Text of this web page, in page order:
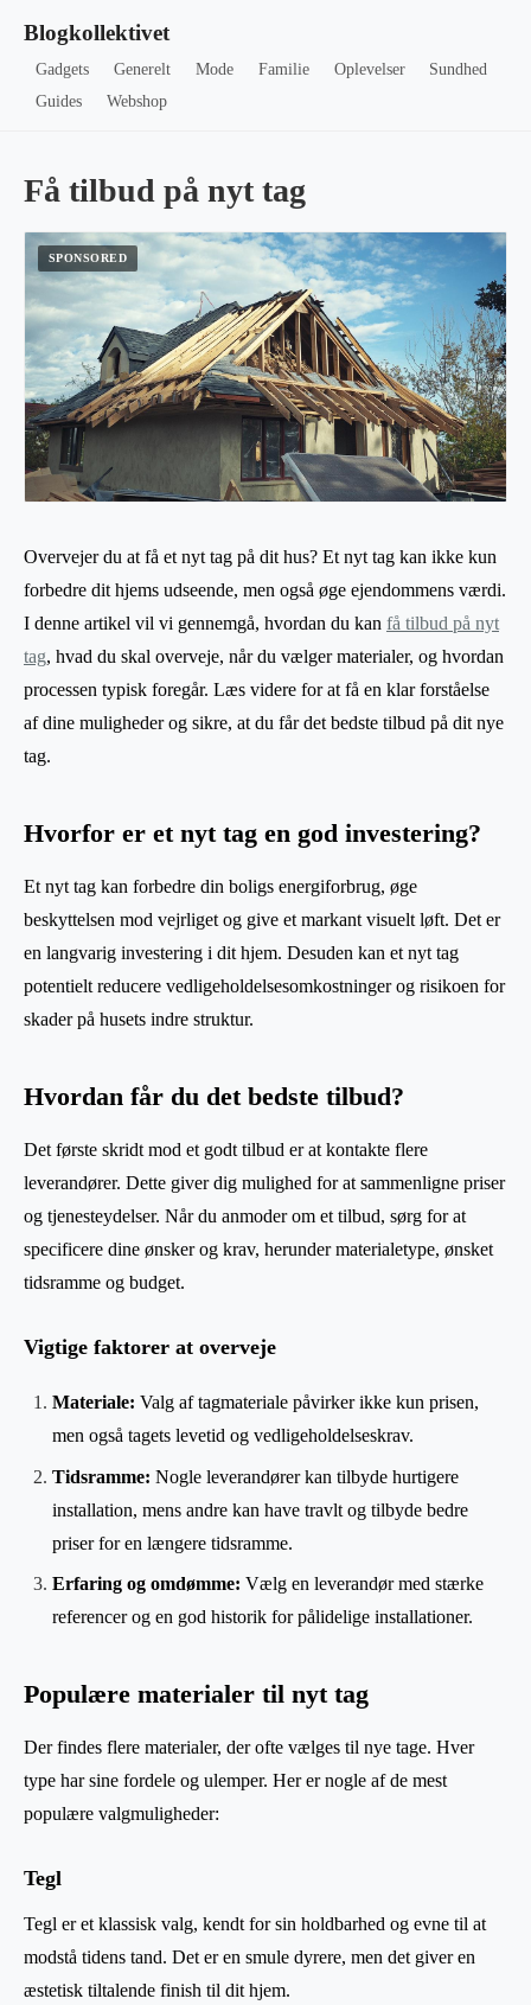
Blogkollektivet
Gadgets Generelt Mode Familie Oplevelser
Sundhed
Guides
Webshop
Få tilbud på nyt tag
Overvejer du at få et nyt tag på dit hus? Et nyt tag kan ikke kun
forbedre dit hjems udseende, men også øge ejendommens værdi.
I denne artikel vil vi gennemgå, hvordan du kan få tilbud på nyt
tag, hvad du skal overveje, når du vælger materialer, og hvordan
processen typisk foregår. Læs videre for at få en klar forståelse
af dine muligheder og sikre, at du får det bedste tilbud på dit nye
tag.
Hvorfor er et nyt tag en god investering?
Et nyt tag kan forbedre din boligs energiforbrug, øge
beskyttelsen mod vejrliget og give et markant visuelt løft. Det er
en langvarig investering i dit hjem. Desuden kan et nyt tag
potentielt reducere vedligeholdelsesomkostninger og risikoen for
skader på husets indre struktur.
Hvordan får du det bedste tilbud?
Det første skridt mod et godt tilbud er at kontakte flere
leverandører. Dette giver dig mulighed for at sammenligne priser
og tjenesteydelser. Når du anmoder om et tilbud, sørg for at
specificere dine ønsker og krav, herunder materialetype, ønsket
tidsramme og budget.
Vigtige faktorer at overveje
Materiale: Valg af tagmateriale påvirker ikke kun prisen,
men også tagets levetid og vedligeholdelseskrav.
Tidsramme: Nogle leverandører kan tilbyde hurtigere
installation, mens andre kan have travlt og tilbyde bedre
priser for en længere tidsramme.
Erfaring og omdømme: Vælg en leverandør med stærke
referencer og en god historik for pålidelige installationer.
Populære materialer til nyt tag
Der findes flere materialer, der ofte vælges til nye tage. Hver
type har sine fordele og ulemper. Her er nogle af de mest
populære valgmuligheder:
Tegl
Tegl er et klassisk valg, kendt for sin holdbarhed og evne til at
modstå tidens tand. Det er en smule dyrere, men det giver en
æstetisk tiltalende finish til dit hjem.